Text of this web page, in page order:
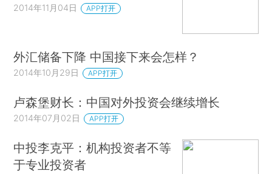
2014年11月04日 APP打开
外汇储备下降 中国接下来会怎样？
2014年10月29日 APP打开
卢森堡财长：中国对外投资会继续增长
2014年07月02日 APP打开
中投李克平：机构投资者不等
于专业投资者